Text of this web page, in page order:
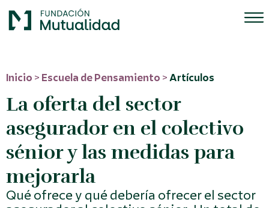
Inicio > Escuela de Pensamiento >Artículos
La oferta del sector
asegurador en el colectivo
sénior y las medidas para
mejorarla
Qué ofrece y qué debería ofrecer el sector